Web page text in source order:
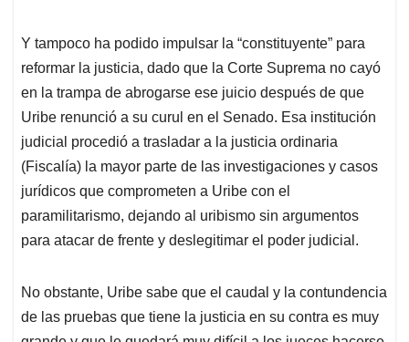
Y tampoco ha podido impulsar la “constituyente” para
reformar la justicia, dado que la Corte Suprema no cayó
en la trampa de abrogarse ese juicio después de que
Uribe renunció a su curul en el Senado. Esa institución
judicial procedió a trasladar a la justicia ordinaria
(Fiscalía) la mayor parte de las investigaciones y casos
jurídicos que comprometen a Uribe con el
paramilitarismo, dejando al uribismo sin argumentos
para atacar de frente y deslegitimar el poder judicial.
No obstante, Uribe sabe que el caudal y la contundencia
de las pruebas que tiene la justicia en su contra es muy